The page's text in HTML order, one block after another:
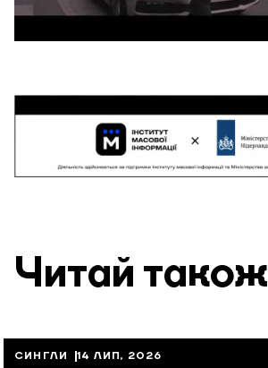
Читай також
СИНГЛИ 14 ЛИП, 2026